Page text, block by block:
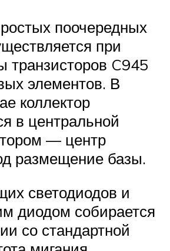
поочередных
при
C945
элементов. В
коллектор
в центральной
— центр
размещение базы.
светодиодов и
диодом собирается
со стандартной